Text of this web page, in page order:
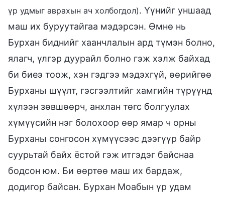
үр удмыг аврахын ач холбогдол). Үүнийг уншаад
маш их буруутайгаа мэдэрсэн. Өмнө нь
Бурхан биднийг хаанчлалын ард түмэн болно,
ялагч, үлгэр дуурайл болно гэж хэлж байхад
би биеэ тоож, хэн гэдгээ мэдэхгүй, өөрийгөө
Бурханы шүүлт, гэсгээлтийг хамгийн түрүүнд
хүлээн зөвшөөрч, анхлан төгс болгуулах
хүмүүсийн нэг болохоор өөр ямар ч орны
Бурханы сонгосон хүмүүсээс дээгүүр байр
суурьтай байх ёстой гэж итгэдэг байснаа
бодсон юм. Би өөртөө маш их бардаж,
додигор байсан. Бурхан Моабын үр удам